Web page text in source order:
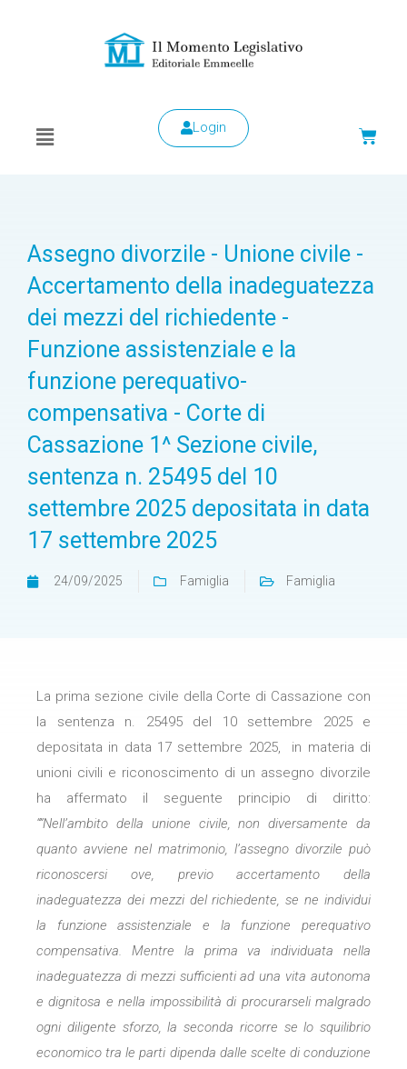
Login
Assegno divorzile - Unione civile -
Accertamento della inadeguatezza
dei mezzi del richiedente -
Funzione assistenziale e la
funzione perequativo-
compensativa - Corte di
Cassazione 1^ Sezione civile,
sentenza n. 25495 del 10
settembre 2025 depositata in data
17 settembre 2025
24/09/2025 Famiglia Famiglia
La prima sezione civile della Corte di Cassazione con
la sentenza n. 25495 del 10 settembre 2025 e
depositata in data 17 settembre 2025, in materia di
unioni civili e riconoscimento di un assegno divorzile
ha affermato il seguente principio di diritto:
“”Nell’ambito della unione civile, non diversamente da
quanto avviene nel matrimonio, l’assegno divorzile può
riconoscersi ove, previo accertamento della
inadeguatezza dei mezzi del richiedente, se ne individui
la funzione assistenziale e la funzione perequativo
compensativa. Mentre la prima va individuata nella
inadeguatezza di mezzi sufficienti ad una vita autonoma
e dignitosa e nella impossibilità di procurarseli malgrado
ogni diligente sforzo, la seconda ricorre se lo squilibrio
economico tra le parti dipenda dalle scelte di conduzione